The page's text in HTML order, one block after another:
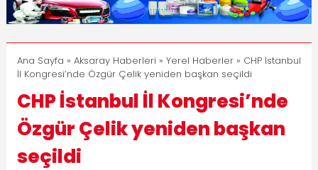
8:23 Aksaray Esnaf Rehberi Hizmete Girdi
11:30
Birlikhaber.com Yayın Hayatına Başladı | Hızlı ve
Akıllı Haber Platformu
Ana Sayfa » Aksaray Haberleri » Yerel Haberler» CHP İstanbul
İl Kongresi’nde Özgür Çelik yeniden başkan seçildi
CHP İstanbul İl Kongresi’nde
Özgür Çelik yeniden başkan
seçildi